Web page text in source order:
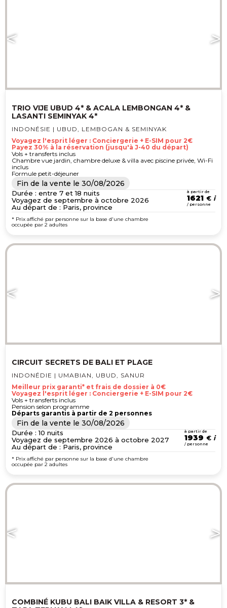
TRIO VIJE UBUD 4* & ACALA LEMBONGAN 4* &
LASANTI SEMINYAK 4*
INDONÉSIE | UBUD, LEMBOGAN & SEMINYAK
Voyagez l'esprit léger : Conciergerie + E-SIM pour 2€
Payez 30% à la réservation (jusqu'à J-40 du départ)
Vols + transferts inclus
Chambre vue jardin, chambre deluxe & villa avec piscine privée, Wi-Fi
inclus
Formule petit-déjeuner
Fin de la vente le 30/08/2026
Durée : entre 7 et 18 nuits
Voyagez de septembre à octobre 2026
Au départ de : Paris, province
à partir de
1621 €
/ personne
* Prix affiché par personne sur la base d'une chambre
occupée par 2 adultes
CIRCUIT SECRETS DE BALI ET PLAGE
INDONÉDIE | UMABIAN, UBUD, SANUR
Meilleur prix garanti* et frais de dossier à 0€
Voyagez l'esprit léger : Conciergerie + E-SIM pour 2€
Vols + transferts inclus
Pension selon programme
Départs garantis à partir de 2 personnes
Fin de la vente le 30/08/2026
Durée : 10 nuits
Voyagez de septembre 2026 à octobre 2027
Au départ de : Paris, province
à partir de
1939 €
/ personne
* Prix affiché par personne sur la base d'une chambre
occupée par 2 adultes
COMBINÉ KUBU BALI BAIK VILLA & RESORT 3* &